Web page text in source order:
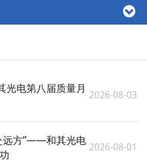
光电第八届质量月
2026-08-03
远方”——和其光电
2026-08-01